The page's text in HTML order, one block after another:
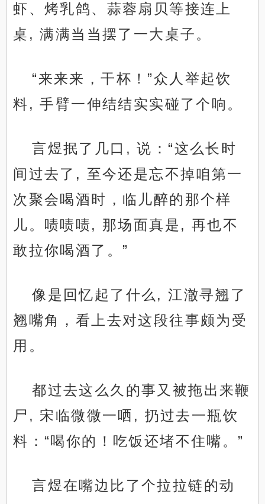
虾、烤乳鸽、蒜蓉扇贝等接连上
桌, 满满当当摆了一大桌子。
“来来来，干杯！”众人举起饮
料, 手臂一伸结结实实碰了个响。
言煜抿了几口, 说：“这么长时
间过去了, 至今还是忘不掉咱第一
次聚会喝酒时，临儿醉的那个样
儿。啧啧啧, 那场面真是, 再也不
敢拉你喝酒了。”
像是回忆起了什么, 江澈寻翘了
翘嘴角，看上去对这段往事颇为受
用。
都过去这么久的事又被拖出来鞭
尸, 宋临微微一哂, 扔过去一瓶饮
料：“喝你的！吃饭还堵不住嘴。”
言煜在嘴边比了个拉拉链的动